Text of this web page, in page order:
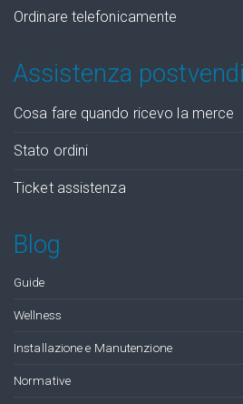
Ordinare telefonicamente
Assistenza
Cosa fare quando ricevo la merce
Stato ordini
Ticket assistenza
Blog
Guide
Wellness
Installazione e Manutenzione
Normative